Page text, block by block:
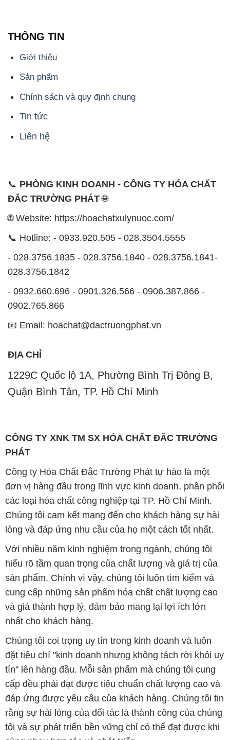
THÔNG TIN
Giới thiệu
Sản phẩm
Chính sách và quy định chung
Tin tức
Liên hệ
📞 PHÒNG KINH DOANH - CÔNG TY HÓA CHẤT
ĐẮC TRƯỜNG PHÁT🌐
🌐 Website: https://hoachatxulynuoc.com/
📞 Hotline: - 0933.920.505 - 028.3504.5555
- 028.3756.1835 - 028.3756.1840 - 028.3756.1841-
028.3756.1842
- 0932.660.696 - 0901.326.566 - 0906.387.866 -
0902.765.866
📧 Email: hoachat@dactruongphat.vn
ĐỊA CHỈ
1229C Quốc lộ 1A, Phường Bình Trị Đông B,
Quận Bình Tân, TP. Hồ Chí Minh
CÔNG TY XNK TM SX HÓA CHẤT ĐẮC TRƯỜNG
PHÁT
Công ty Hóa Chất Đắc Trường Phát tự hào là một
đơn vị hàng đầu trong lĩnh vực kinh doanh, phân phối
các loại hóa chất công nghiệp tại TP. Hồ Chí Minh.
Chúng tôi cam kết mang đến cho khách hàng sự hài
lòng và đáp ứng nhu cầu của họ một cách tốt nhất.
Với nhiều năm kinh nghiệm trong ngành, chúng tôi
hiểu rõ tầm quan trọng của chất lượng và giá trị của
sản phẩm. Chính vì vậy, chúng tôi luôn tìm kiếm và
cung cấp những sản phẩm hóa chất chất lượng cao
và giá thành hợp lý, đảm bảo mang lại lợi ích lớn
nhất cho khách hàng.
Chúng tôi coi trọng uy tín trong kinh doanh và luôn
đặt tiêu chí "kinh doanh nhưng không tách rời khỏi uy
tín" lên hàng đầu. Mỗi sản phẩm mà chúng tôi cung
cấp đều phải đạt được tiêu chuẩn chất lượng cao và
đáp ứng được yêu cầu của khách hàng. Chúng tôi tin
rằng sự hài lòng của đối tác là thành công của chúng
tôi và sự phát triển bền vững chỉ có thể đạt được khi